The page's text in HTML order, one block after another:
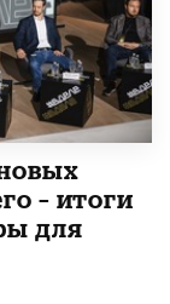
– итоги
для